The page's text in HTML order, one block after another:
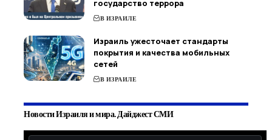
государство террора
В ИЗРАИЛЕ
Израиль ужесточает стандарты
покрытия и качества мобильных
сетей
В ИЗРАИЛЕ
Новости Израиля и мира. Дайджест СМИ